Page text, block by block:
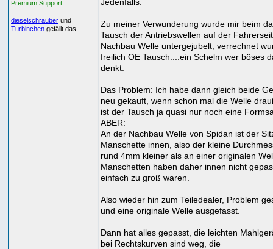
Premium Support
dieselschrauber und
Turbinchen gefällt das.
Zu meiner Verwunderung wurde mir beim
Tausch der Antriebswellen auf der
Nachbau Welle untergejubelt, verrechnet
freilich OE Tausch....ein Schelm wer böses
denkt.
Das Problem: Ich habe dann gleich beide
neu gekauft, wenn schon mal die Welle
ist der Tausch ja quasi nur noch eine
ABER:
An der Nachbau Welle von Spidan ist der
Manschette innen, also der kleine
rund 4mm kleiner als an einer originalen
Manschetten haben daher innen nicht
einfach zu groß waren.
Also wieder hin zum Teiledealer, Problem
und eine originale Welle ausgefasst.
Dann hat alles gepasst, die leichten
bei Rechtskurven sind weg, die